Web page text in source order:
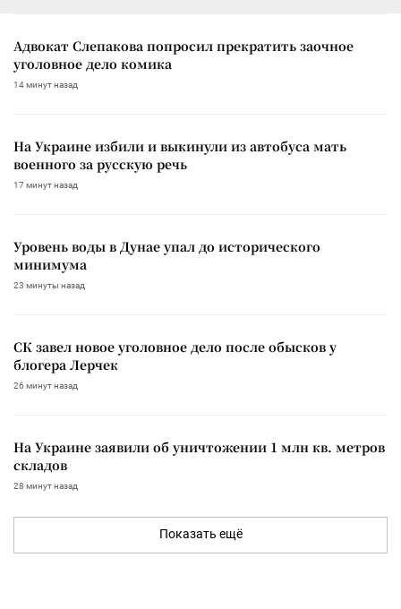
Адвокат Слепакова попросил прекратить заочное
уголовное дело комика
14 минут назад
На Украине избили и выкинули из автобуса мать
военного за русскую речь
17 минут назад
Уровень воды в Дунае упал до исторического
минимума
23 минуты назад
СК завел новое уголовное дело после обысков у
блогера Лерчек
26 минут назад
На Украине заявили об уничтожении 1 млн кв. метров
складов
28 минут назад
Показать ещё